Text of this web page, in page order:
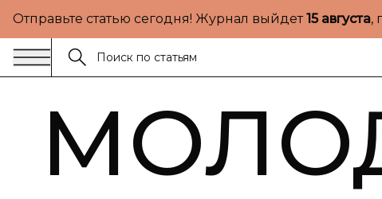
Отправьте статью сегодня! Журнал выйдет15 августа,